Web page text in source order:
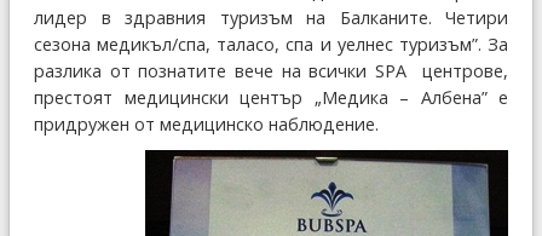
лидер в здравния туризъм на Балканите. Четири
сезона медикъл/спа, таласо, спа и уелнес туризъм”. За
разлика от познатите вече на всички SPA центрове,
престоят медицински център „Медика – Албена” е
придружен от медицинско наблюдение.